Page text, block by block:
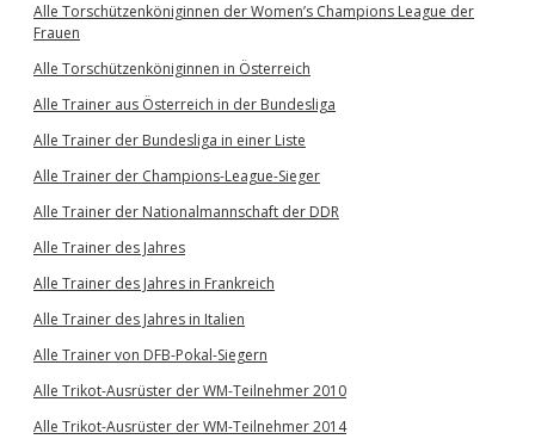
Alle Torschützenköniginnen der Women’s Champions League der
Frauen
Alle Torschützenköniginnen in Österreich
Alle Trainer aus Österreich in der Bundesliga
Alle Trainer der Bundesliga in einer Liste
Alle Trainer der Champions-League-Sieger
Alle Trainer der Nationalmannschaft der DDR
Alle Trainer des Jahres
Alle Trainer des Jahres in Frankreich
Alle Trainer des Jahres in Italien
Alle Trainer von DFB-Pokal-Siegern
Alle Trikot-Ausrüster der WM-Teilnehmer 2010
Alle Trikot-Ausrüster der WM-Teilnehmer 2014